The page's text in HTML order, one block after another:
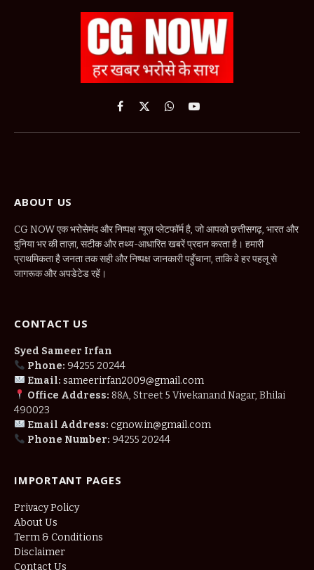
Facebook
X
WhatsApp
YouTube
ABOUT US
CG NOW एक भरोसेमंद और निष्पक्ष न्यूज़ प्लेटफॉर्म है, जो आपको छत्तीसगढ़, भारत और
दुनिया भर की ताज़ा, सटीक और तथ्य-आधारित खबरें प्रदान करता है। हमारी
प्राथमिकता है जनता तक सही और निष्पक्ष जानकारी पहुँचाना, ताकि वे हर पहलू से
जागरूक और अपडेटेड रहें।
CONTACT US
Syed Sameer Irfan
Phone: 94255 20244
Email: sameerirfan2009@gmail.com
Office Address: 88A, Street 5 Vivekanand Nagar, Bhilai
490023
Email Address: cgnow.in@gmail.com
Phone Number: 94255 20244
IMPORTANT PAGES
Privacy Policy
About Us
Term & Conditions
Disclaimer
Contact Us